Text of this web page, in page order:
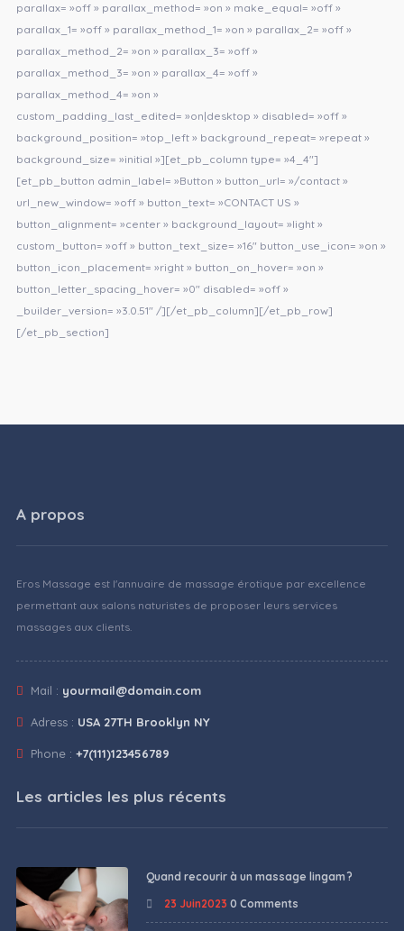
parallax= »off » parallax_method= »on » make_equal= »off »
parallax_1= »off » parallax_method_1= »on » parallax_2= »off »
parallax_method_2= »on » parallax_3= »off »
parallax_method_3= »on » parallax_4= »off »
parallax_method_4= »on »
custom_padding_last_edited= »on|desktop » disabled= »off »
background_position= »top_left » background_repeat= »repeat »
background_size= »initial »][et_pb_column type= »4_4″]
[et_pb_button admin_label= »Button » button_url= »/contact »
url_new_window= »off » button_text= »CONTACT US »
button_alignment= »center » background_layout= »light »
custom_button= »off » button_text_size= »16″ button_use_icon= »on »
button_icon_placement= »right » button_on_hover= »on »
button_letter_spacing_hover= »0″ disabled= »off »
_builder_version= »3.0.51″ /][/et_pb_column][/et_pb_row]
[/et_pb_section]
A propos
Eros Massage est l'annuaire de massage érotique par excellence
permettant aux salons naturistes de proposer leurs services
massages aux clients.
Mail : yourmail@domain.com
Adress : USA 27TH Brooklyn NY
Phone : +7(111)123456789
Les articles les plus récents
Quand recourir à un massage lingam ?
23 Juin2023 0 Comments